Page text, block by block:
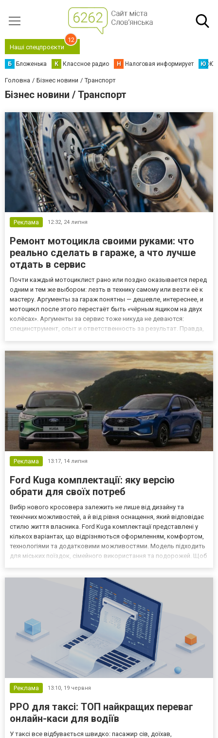
Наші спецпроєкти
12
Б Бложенька К Классное радио Н Налоговая информирует Ю
Головна Бізнес новини Транспорт
Бізнес новини / Транспорт
Реклама 12:32, 24 липня
Ремонт мотоцикла своими руками: что
реально сделать в гараже, а что лучше
отдать в сервис
Почти каждый мотоциклист рано или поздно оказывается перед
одним и тем же выбором: лезть в технику самому или везти её к
мастеру. Аргументы за гараж понятны — дешевле, интереснее, и
мотоцикл после этого перестаёт быть «чёрным ящиком на двух
колёсах». Аргументы за сервис тоже никуда не деваются:
специнструмент, опыт и ответственность за результат. Правда,
Реклама 13:17, 14 липня
Ford Kuga комплектації: яку версію
обрати для своїх потреб
Вибір нового кросовера залежить не лише від дизайну та
технічних можливостей, а й від рівня оснащення, який відповідає
стилю життя власника. Ford Kuga комплектації представлені у
кількох варіантах, що відрізняються оформленням, комфортом,
технологіями та додатковими можливостями. Модель підходить
для міських поїздок, сімейного використання та подорожей. Щоб
Реклама 13:10, 19 червня
РРО для таксі: ТОП найкращих переваг
онлайн-каси для водіїв
У таксі все відбувається швидко: пасажир сів, доїхав,